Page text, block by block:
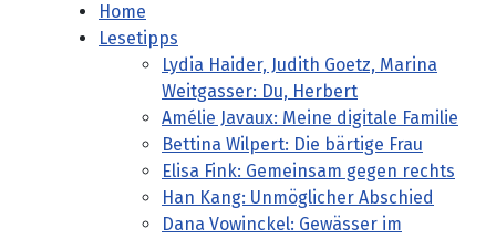
Home
Lesetipps
Lydia Haider, Judith Goetz, Marina
Weitgasser: Du, Herbert
Amélie Javaux: Meine digitale Familie
Bettina Wilpert: Die bärtige Frau
Elisa Fink: Gemeinsam gegen rechts
Han Kang: Unmöglicher Abschied
Dana Vowinckel: Gewässer im